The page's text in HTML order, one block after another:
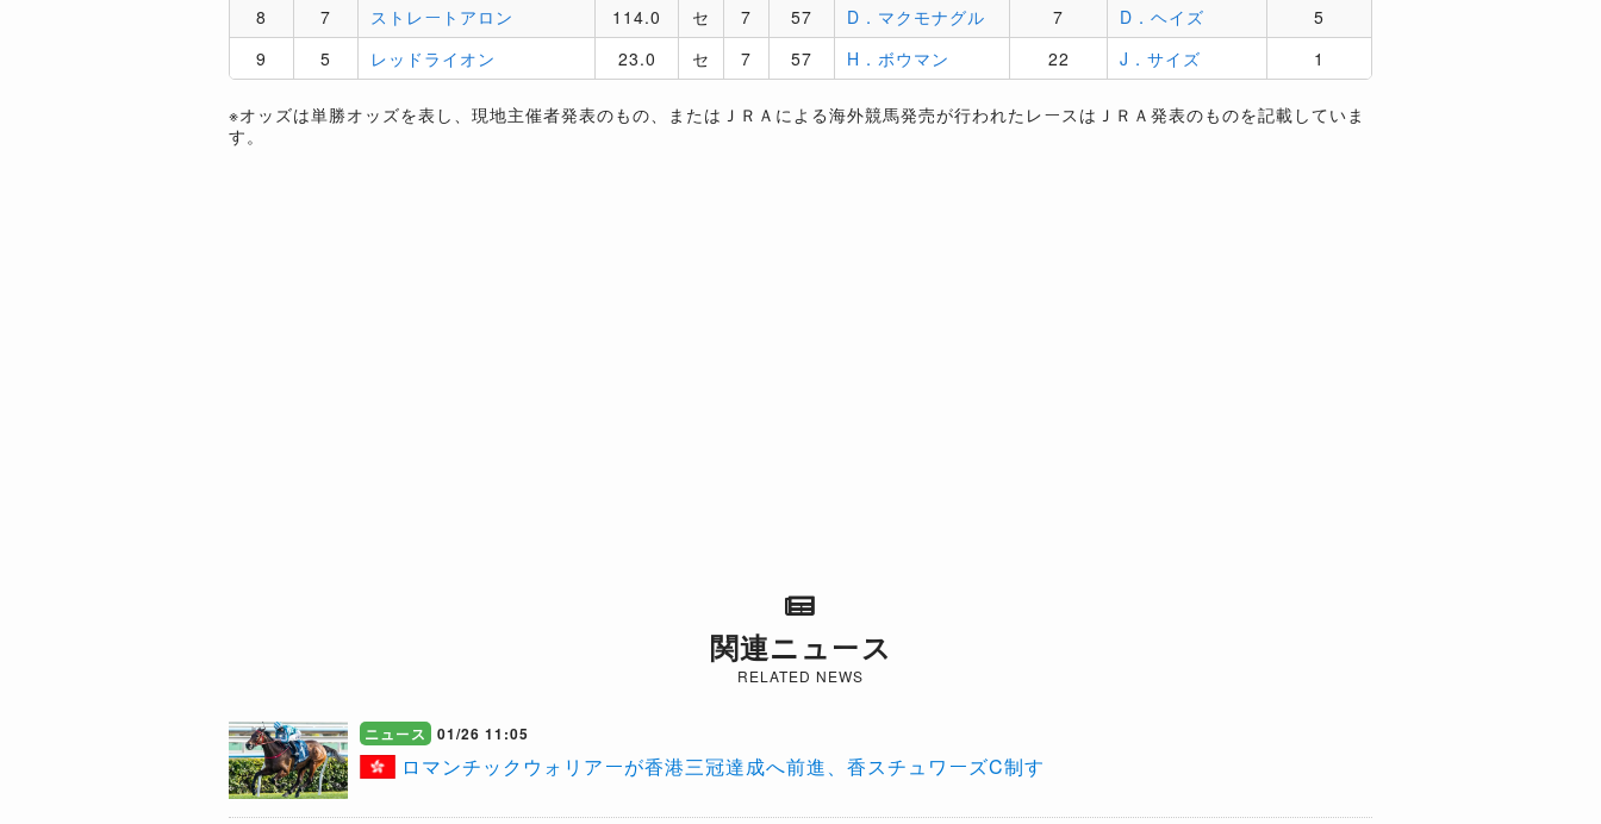
8
7 ストレートアロン 114.0 セ 7 57 D．マクモナグル 7 D．ヘイズ
5
9
5 レッドライオン 23.0 セ 7 57 H．ボウマン 22 J．サイズ 1
※オッズは単勝オッズを表し、現地主催者発表のもの、またはＪＲＡによる海外競馬発売が行われたレースはＪＲＡ発表のものを記載していま
す。
関連ニュース
RELATED NEWS
ニュース 01/26 11:05
​ロマンチックウォリアーが香港三冠達成へ前進、香スチュワーズC制す